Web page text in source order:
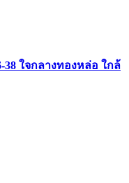
38 ใจกลางทองหล่อ ใกล้